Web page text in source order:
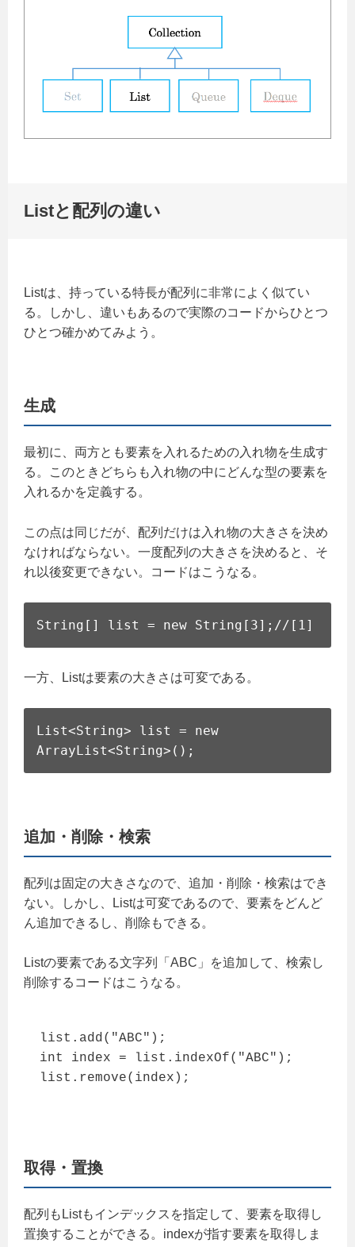
Listと配列の違い
Listは、持っている特長が配列に非常によく似てい
る。しかし、違いもあるので実際のコードからひとつ
ひとつ確かめてみよう。
生成
最初に、両方とも要素を入れるための入れ物を生成す
る。このときどちらも入れ物の中にどんな型の要素を
入れるかを定義する。
この点は同じだが、配列だけは入れ物の大きさを決め
なければならない。一度配列の大きさを決めると、そ
れ以後変更できない。コードはこうなる。
String[] list = new String[3];//[1]
一方、Listは要素の大きさは可変である。
List<String> list = new
ArrayList<String>();
追加・削除・検索
配列は固定の大きさなので、追加・削除・検索はでき
ない。しかし、Listは可変であるので、要素をどんど
ん追加できるし、削除もできる。
Listの要素である文字列「ABC」を追加して、検索し
削除するコードはこうなる。
list.add("ABC");
int index = list.indexOf("ABC");
list.remove(index);
取得・置換
配列もListもインデックスを指定して、要素を取得し
置換することができる。indexが指す要素を取得しま